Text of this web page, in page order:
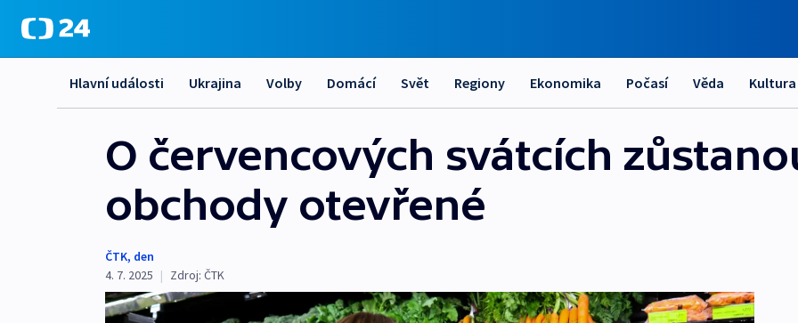
Hlavní události Ukrajina Volby Domácí Svět Regiony Ekonomika Počasí Věda Kultura
O červencových svátcích
obchody otevřené
ČTK, den
4. 7. 2025 | Zdroj: ČTK